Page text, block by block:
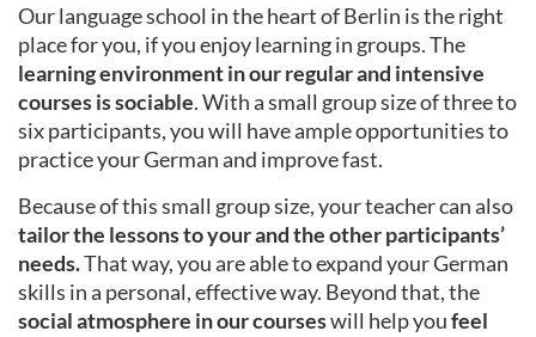
Our language school in the heart of Berlin is the right
place for you, if you enjoy learning in groups. The
learning environment in our regular and intensive
courses is sociable. With a small group size of three to
six participants, you will have ample opportunities to
practice your German and improve fast.
Because of this small group size, your teacher can also
tailor the lessons to your and the other participants’
needs.That way, you are able to expand your German
skills in a personal, effective way. Beyond that, the
social atmosphere in our courseswill help youfeel